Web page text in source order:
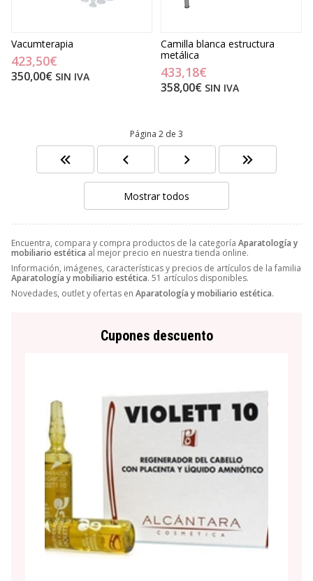
Encuentra, compara y compra productos de la categoría Aparatología y
mobiliario estética al mejor precio en nuestra tienda online.
Información, imágenes, características y precios de artículos de la familia
Aparatología y mobiliario estética. 51 artículos disponibles.
Novedades, outlet y ofertas en Aparatología y mobiliario estética.
Vacumterapia
423,50€
350,00€ SIN IVA
Camilla blanca estructura
metálica
433,18€
358,00€ SIN IVA
Página 2 de 3
Mostrar todos
Cupones descuento